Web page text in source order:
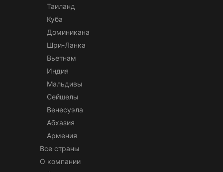
Таиланд
Куба
Доминикана
Шри-Ланка
Вьетнам
Индия
Мальдивы
Сейшелы
Венесуэла
Абхазия
Армения
Все страны
О компании